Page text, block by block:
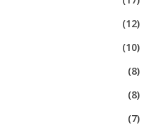
(12)
(10)
(8)
(8)
(7)